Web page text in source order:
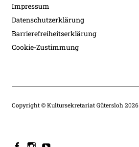
Impressum
Datenschutzerklärung
Barrierefreiheitserklärung
Cookie-Zustimmung
Copyright © Kultursekretariat Gütersloh 2026